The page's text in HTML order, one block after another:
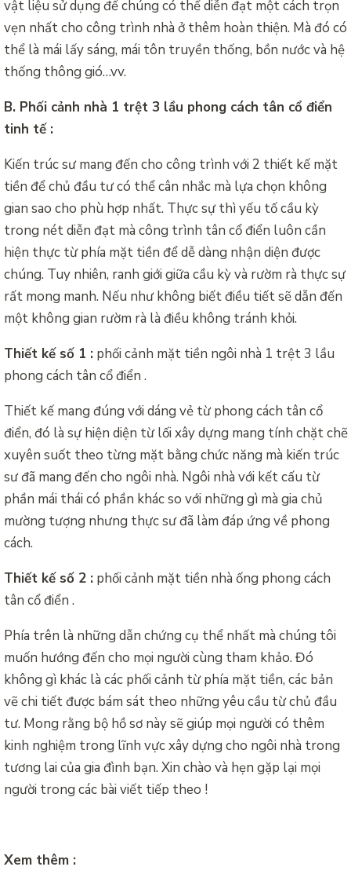
vật liệu sử dụng để chúng có thể diễn đạt một cách trọn
vẹn nhất cho công trình nhà ở thêm hoàn thiện. Mà đó có
thể là mái lấy sáng, mái tôn truyền thống, bồn nước và hệ
thống thông gió…vv.
B. Phối cảnh nhà 1 trệt 3 lầu phong cách tân cổ điển
tinh tế :
Kiến trúc sư mang đến cho công trình với 2 thiết kế mặt
tiền để chủ đầu tư có thể cân nhắc mà lựa chọn không
gian sao cho phù hợp nhất. Thực sự thì yếu tố cầu kỳ
trong nét diễn đạt mà công trình tân cổ điển luôn cần
hiện thực từ phía mặt tiền để dễ dàng nhận diện được
chúng. Tuy nhiên, ranh giới giữa cầu kỳ và rườm rà thực sự
rất mong manh. Nếu như không biết điều tiết sẽ dẫn đến
một không gian rườm rà là điều không tránh khỏi.
Thiết kế số 1 :phối cảnh mặt tiền ngôi nhà 1 trệt 3 lầu
phong cách tân cổ điển .
Thiết kế mang đúng với dáng vẻ từ phong cách tân cổ
điển, đó là sự hiện diện từ lối xây dựng mang tính chặt chẽ
xuyên suốt theo từng mặt bằng chức năng mà kiến trúc
sư đã mang đến cho ngôi nhà. Ngôi nhà với kết cấu từ
phần mái thái có phần khác so với những gì mà gia chủ
mường tượng nhưng thực sư đã làm đáp ứng về phong
cách.
Thiết kế số 2 :phối cảnh mặt tiền nhà ống phong cách
tân cổ điển .
Phía trên là những dẫn chứng cụ thể nhất mà chúng tôi
muốn hướng đến cho mọi người cùng tham khảo. Đó
không gì khác là các phối cảnh từ phía mặt tiền, các bản
vẽ chi tiết được bám sát theo những yêu cầu từ chủ đầu
tư. Mong rằng bộ hồ sơ này sẽ giúp mọi người có thêm
kinh nghiệm trong lĩnh vực xây dựng cho ngôi nhà trong
tương lai của gia đình bạn. Xin chào và hẹn gặp lại mọi
người trong các bài viết tiếp theo !
Xem thêm :